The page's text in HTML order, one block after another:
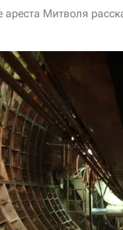
Митволя